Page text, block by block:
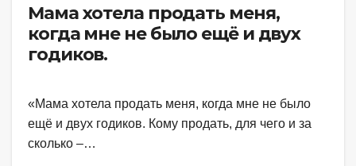
Мама хотела продать меня,
когда мне не было ещё и двух
годиков.
«Мама хотела продать меня, когда мне не было
ещё и двух годиков. Кому продать, для чего и за
сколько –…